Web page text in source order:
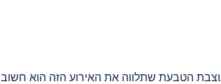
הטבעת שתלווה את האירוע הזה הוא חשוב